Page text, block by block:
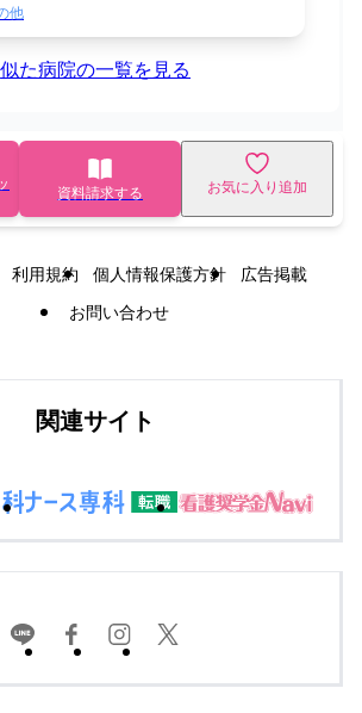
他
似た病院の一覧を見る
資料請求する お気に入り追加
利用規約 個人情報保護方針
広告掲載
お問い合わせ
関連サイト